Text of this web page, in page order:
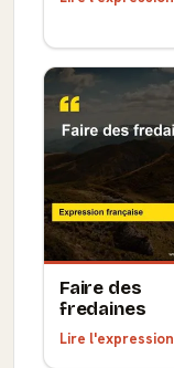
Faire des
fredaines
Lire l'expression